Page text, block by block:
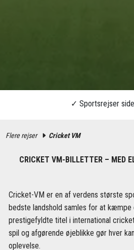
Flere rejser Cricket VM
CRICKET VM-BILLETTER – MED
Cricket-VM er en af verdens største
bedste landshold samles for at kæmpe
prestigefyldte titel i international
spil og afgørende øjeblikke gør hver
oplevelse.